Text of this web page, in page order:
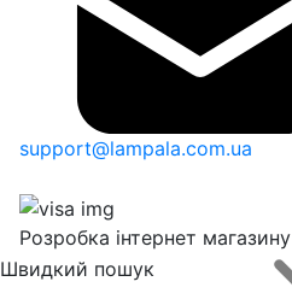
support@lampala.com.ua
Розробка інтернет магазину
Швидкий пошук